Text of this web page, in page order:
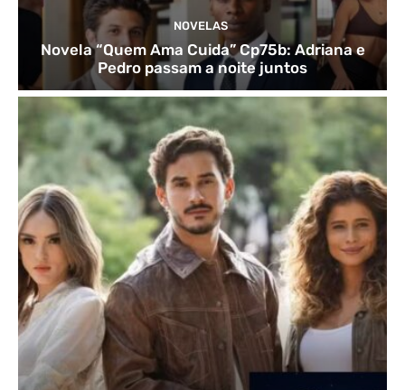
NOVELAS
Novela “Quem Ama Cuida” Cp75b: Adriana e
Pedro passam a noite juntos